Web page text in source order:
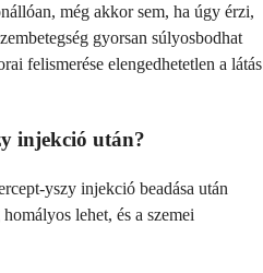
még akkor sem, ha úgy érzi,
gyorsan súlyosbodhat
felismerése elengedhetetlen a látás
injekció után?
yszy injekció beadása után
lehet, és a szemei